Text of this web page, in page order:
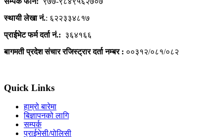
स्थायी लेखा नं.: ६२२३३४८१७
प्राईभेट फर्म दर्ता नं.: ३६४१६६
बागमती प्रदेश संचार रजिस्ट्रार दर्ता नम्बर : ००३१२/०८१/०८२
Quick Links
हाम्रो बारेमा
बिज्ञापनको लागि
सम्पर्क
प्राईभेसी/पोलिसी